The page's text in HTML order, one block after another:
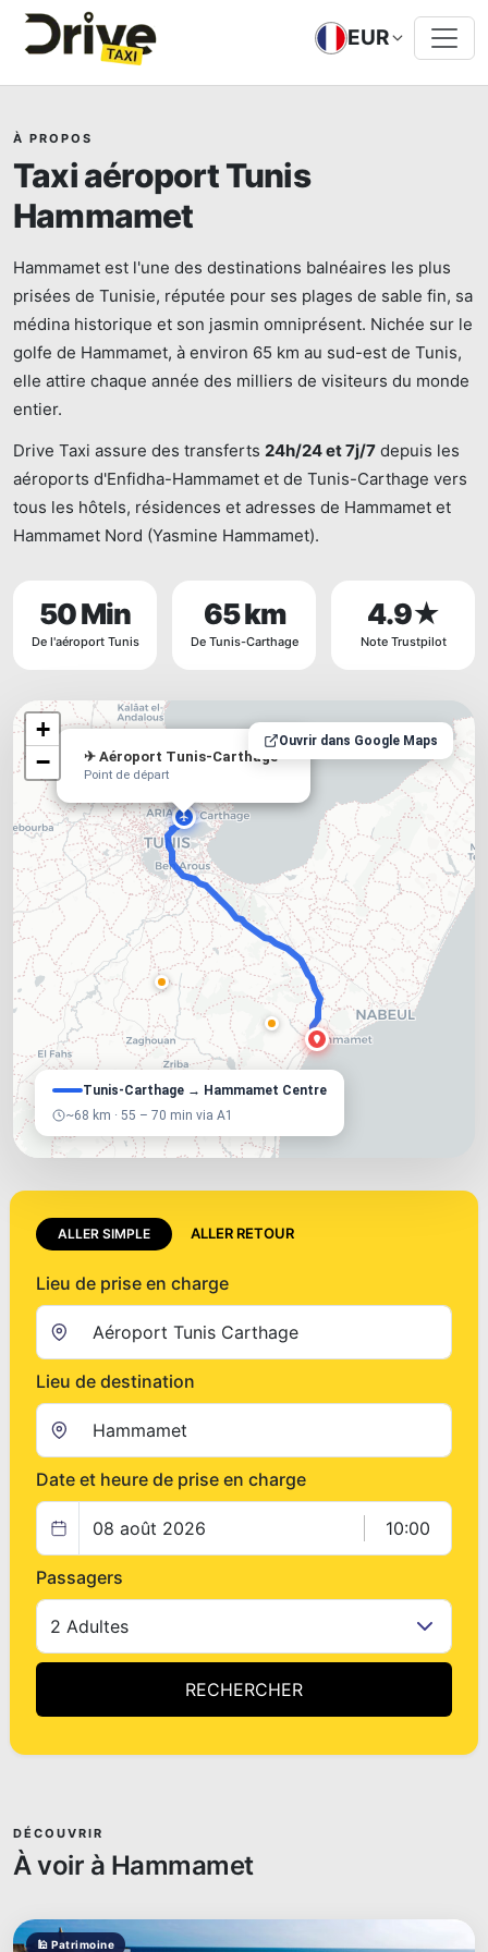
EUR
À PROPOS
Taxi aéroport Tunis
Hammamet
Hammamet est l'une des destinations balnéaires les plus
prisées de Tunisie, réputée pour ses plages de sable fin, sa
médina historique et son jasmin omniprésent. Nichée sur le
golfe de Hammamet, à environ 65 km au sud-est de Tunis,
elle attire chaque année des milliers de visiteurs du monde
entier.
Drive Taxi assure des transferts 24h/24 et 7j/7 depuis les
aéroports d'Enfidha-Hammamet et de Tunis-Carthage vers
tous les hôtels, résidences et adresses de Hammamet et
Hammamet Nord (Yasmine Hammamet).
50 Min
De l'aéroport Tunis
65 km
De Tunis-Carthage
4.9★
Note Trustpilot
✈ Aéroport Tunis-
Carthage
×
+
−
✈ Aéroport Tunis-Carthage
Point de départ
×
+
−
Tunis-Carthage → Hammamet Centre
~68 km · 55 – 70 min via A1
Ouvrir dans Google Maps
ALLER SIMPLE ALLER RETOUR
Lieu de prise en charge
Lieu de destination
Date et heure de prise en charge
08 août 2026 10:00
Passagers
2 Adultes
RECHERCHER
DÉCOUVRIR
À voir à Hammamet
🕌 Patrimoine